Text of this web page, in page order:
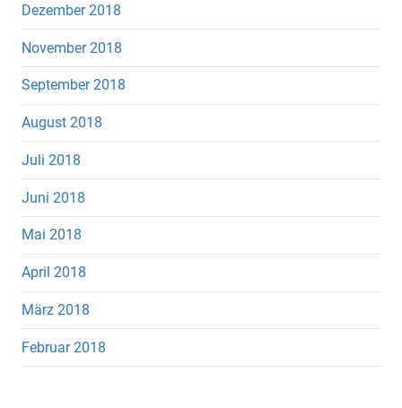
Dezember 2018
November 2018
September 2018
August 2018
Juli 2018
Juni 2018
Mai 2018
April 2018
März 2018
Februar 2018